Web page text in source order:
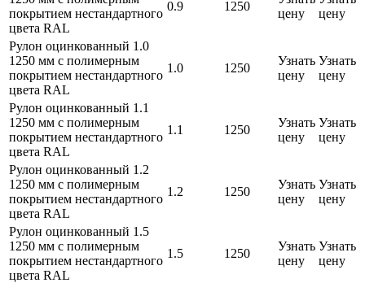
покрытием нестандартного
цвета RAL
0.9 1250
цену
цену
Рулон оцинкованный 1.0
1250 мм с полимерным
покрытием нестандартного
цвета RAL
1.0 1250
Узнать
цену
Узнать
цену
Рулон оцинкованный 1.1
1250 мм с полимерным
покрытием нестандартного
цвета RAL
1.1 1250
Узнать
цену
Узнать
цену
Рулон оцинкованный 1.2
1250 мм с полимерным
покрытием нестандартного
цвета RAL
1.2 1250
Узнать
цену
Узнать
цену
Рулон оцинкованный 1.5
1250 мм с полимерным
покрытием нестандартного
цвета RAL
1.5 1250
Узнать
цену
Узнать
цену